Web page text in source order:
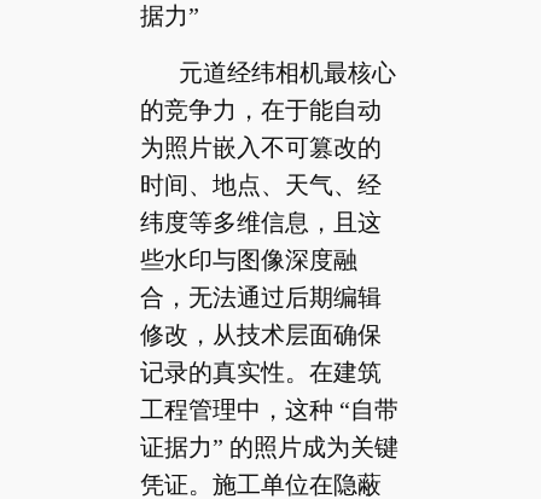
据力”
元道经纬相机最核心
的竞争力，在于能自动
为照片嵌入不可篡改的
时间、地点、天气、经
纬度等多维信息，且这
些水印与图像深度融
合，无法通过后期编辑
修改，从技术层面确保
记录的真实性。在建筑
工程管理中，这种 “自带
证据力” 的照片成为关键
凭证。施工单位在隐蔽